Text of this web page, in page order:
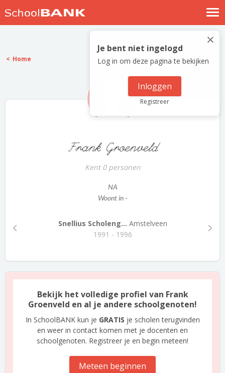
Nostalgische verhalen
Log in
Meld je gratis aan
×
Je bent niet ingelogd
Log in om deze pagina te bekijken
Inloggen
Registreer
Home
Frank Groenveld
Kent 0 personen
NA
Woont in -
Snellius Scholeng... Amstelveen
1991 - 1996
Bekijk het volledige profiel van Frank
Groenveld en al je andere schoolgenoten!
In SchoolBANK kun je GRATIS je scholen terugvinden
en weer in contact komen met je docenten en
schoolgenoten. Registreer je en begin meteen!
Meteen beginnen